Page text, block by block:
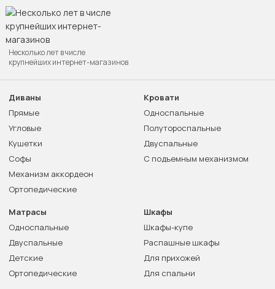
Несколько лет в числе
крупнейших интернет-магазинов
Диваны
Прямые
Угловые
Кушетки
Софы
Механизм аккордеон
Ортопедические
Кровати
Односпальные
Полутороспальные
Двуспальные
С подъемным механизмом
Матрасы
Односпальные
Двуспальные
Детские
Ортопедические
Шкафы
Шкафы-купе
Распашные шкафы
Для прихожей
Для спальни